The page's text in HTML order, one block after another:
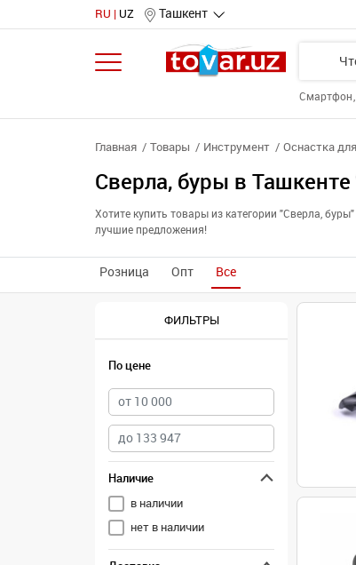
RU UZ Ташкент
Смартфон
Главная Товары Инструмент Оснастка
Сверла, буры в Ташкенте
Хотите купить товары из категории "Сверла,
лучшие предложения!
Розница Опт Все
ФИЛЬТРЫ
По цене
Наличие
в наличии
нет в наличии